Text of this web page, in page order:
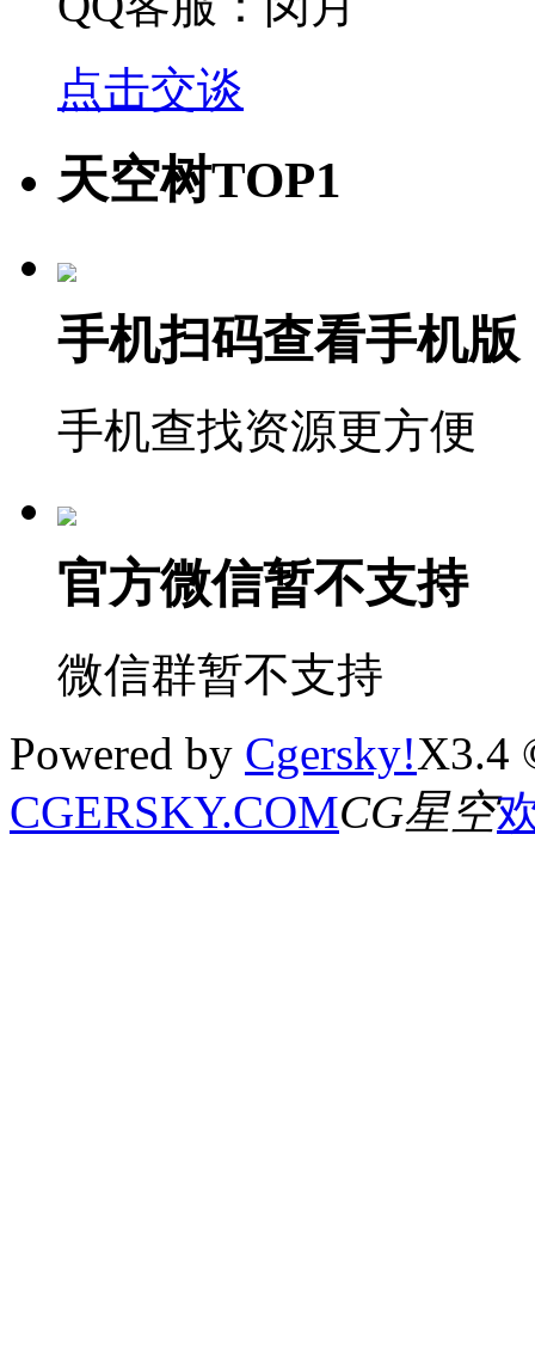
点击交谈
天空树TOP1
手机扫码查看手机版
手机查找资源更方便
官方微信暂不支持
微信群暂不支持
Powered by Cgersky!X3.4
CGERSKY.COMCG星空